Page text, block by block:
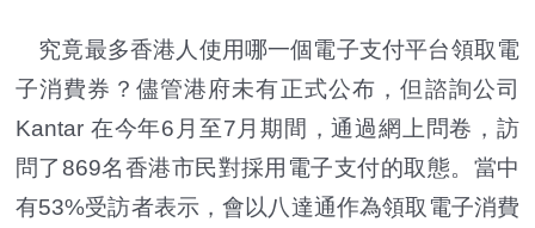
究竟最多香港人使用哪一個電子支付平台領取電
子消費券？儘管港府未有正式公布，但諮詢公司
Kantar 在今年6月至7月期間，通過網上問卷，訪
問了869名香港市民對採用電子支付的取態。當中
有53%受訪者表示，會以八達通作為領取電子消費